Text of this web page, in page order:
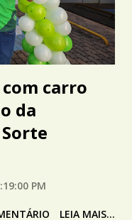
carro
da
PM
LEIA MAIS...